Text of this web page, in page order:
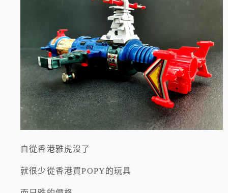
自從香港雅虎沒了
就很少從香港買POPY的玩具